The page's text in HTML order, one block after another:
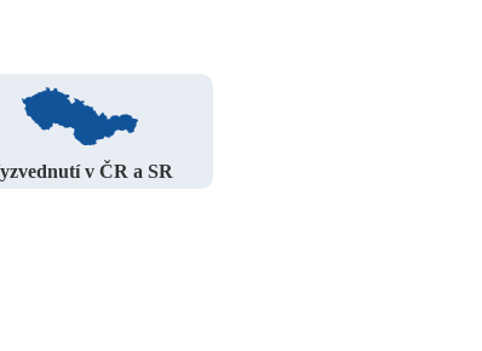
v ČR a SR